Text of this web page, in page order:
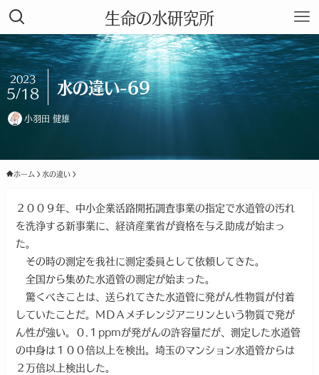
生命の水研究所
水の違い-69
2023
5/18
小羽田 健雄
ホーム 水の違い
２００９年、中小企業活路開拓調査事業の指定で水道管の汚れ
を洗浄する新事業に、経済産業省が資格を与え助成が始まっ
た。
その時の測定を我社に測定委員として依頼してきた。
全国から集めた水道管の測定が始まった。
驚くべきことは、送られてきた水道管に発がん性物質が付着
していたことだ。ＭＤＡメチレンジアニリンという物質で発が
ん性が強い。０.１ppmが発がんの許容量だが、測定した水道管
の中身は１００倍以上を検出。埼玉のマンション水道管からは
２万倍以上検出した。